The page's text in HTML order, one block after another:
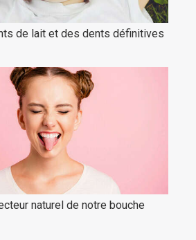
de lait et des dents définitives
naturel de notre bouche